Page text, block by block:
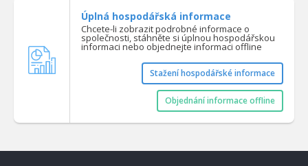
Úplná hospodářská informace
Chcete-li zobrazit podrobné informace o
společnosti, stáhněte si úplnou hospodářskou
informaci nebo objednejte informaci offline
Stažení hospodářské informace
Objednání informace offline